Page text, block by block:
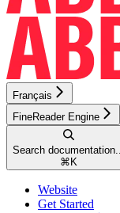
Français
FineReader Engine
Search documentation...
⌘ K
Website
Get Started